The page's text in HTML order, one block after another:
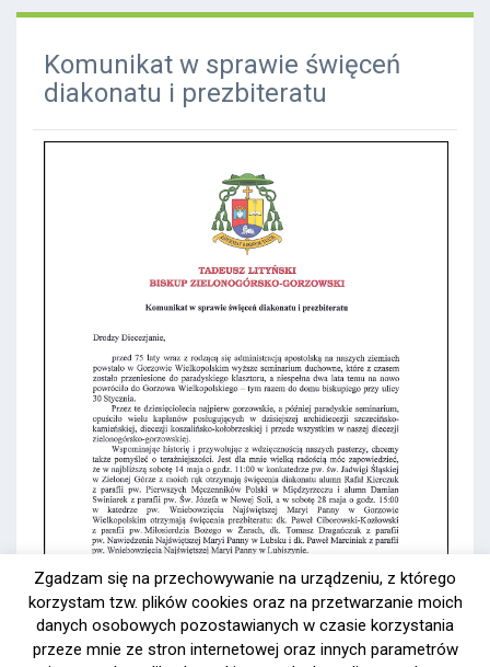
Komunikat w sprawie święceń
diakonatu i prezbiteratu
Zgadzam się na przechowywanie na urządzeniu, z którego
korzystam tzw. plików cookies oraz na przetwarzanie moich
danych osobowych pozostawianych w czasie korzystania
przeze mnie ze stron internetowej oraz innych parametrów